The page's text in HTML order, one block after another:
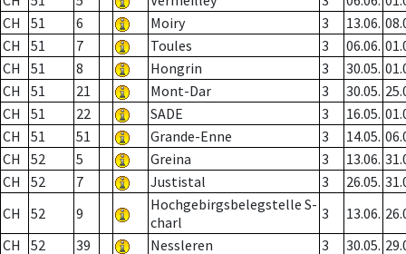
CH
51 6 Moiry 3 13.06.
CH
51 7 Toules 3 06.06.
CH
51 8 Hongrin 3 30.05.
CH
51 21 Mont-Dar 3 30.05.
CH
51 22 SADE 3 16.05.
CH
51 51 Grande-Enne 3 14.05.
CH
52 5 Greina 3 13.06.
CH
52 7 Justistal 3 26.05.
CH
52 9
Hochgebirgsbelegstelle S-
charl
3 13.06.
CH
52 39 Nessleren 3 30.05.